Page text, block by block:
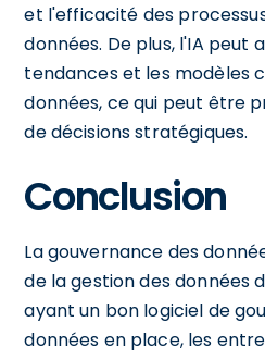
et l'efficacité des
données. De plus, l'IA peut
tendances et les modèles
données, ce qui peut être
de décisions stratégiques.
Conclusion
La gouvernance des
de la gestion des données
ayant un bon logiciel de
données en place, les